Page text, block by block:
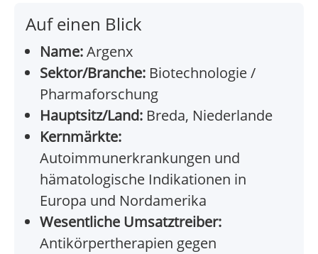
Auf einen Blick
Name:Argenx
Sektor/Branche: Biotechnologie /
Pharmaforschung
Hauptsitz/Land: Breda, Niederlande
Kernmärkte:
Autoimmunerkrankungen und
hämatologische Indikationen in
Europa und Nordamerika
Wesentliche Umsatztreiber:
Antikörpertherapien gegen